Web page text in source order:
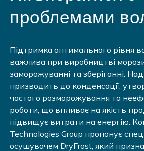
проблемами
Підтримка оптимального рівня
важлива при виробництві
заморожуванні та зберіганні.
призводить до конденсації,
частого розморожування та
роботи, що впливає на якість
підвищує витрати на енергію.
Technologies Group пропонує
осушувачем DryFrost, який